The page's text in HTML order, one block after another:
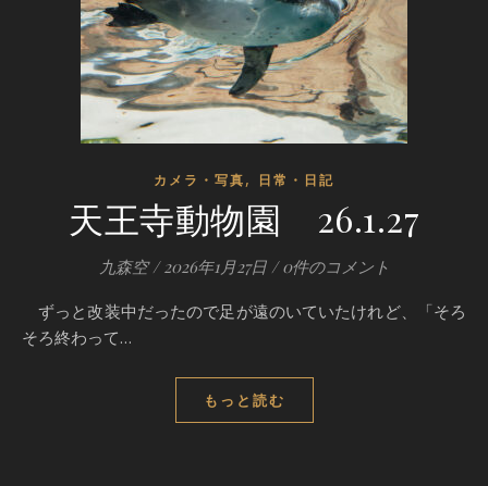
カメラ・写真, 日常・日記
天王寺動物園 26.1.27
九森空 / 2026年1月27日 / 0件のコメント
ずっと改装中だったので足が遠のいていたけれど、「そろ
そろ終わって…
もっと読む